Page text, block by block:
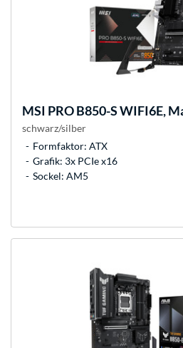
MSI PRO B850-S WIFI6E,
schwarz/silber
Formfaktor: ATX
Grafik: 3x PCIe x16
Sockel: AM5